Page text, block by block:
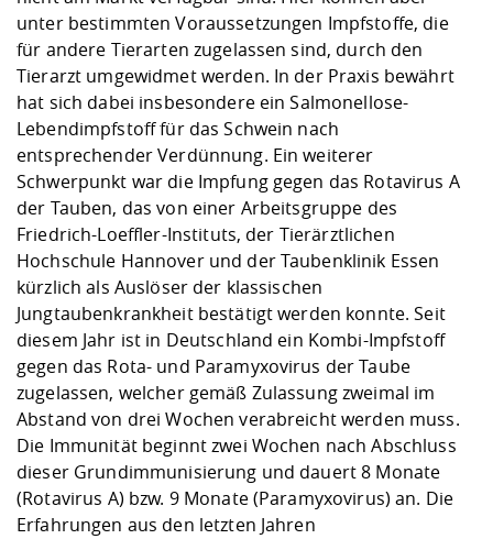
unter bestimmten Voraussetzungen Impfstoffe, die
für andere Tierarten zugelassen sind, durch den
Tierarzt umgewidmet werden. In der Praxis bewährt
hat sich dabei insbesondere ein Salmonellose-
Lebendimpfstoff für das Schwein nach
entsprechender Verdünnung. Ein weiterer
Schwerpunkt war die Impfung gegen das Rotavirus A
der Tauben, das von einer Arbeitsgruppe des
Friedrich-Loeffler-Instituts, der Tierärztlichen
Hochschule Hannover und der Taubenklinik Essen
kürzlich als Auslöser der klassischen
Jungtaubenkrankheit bestätigt werden konnte. Seit
diesem Jahr ist in Deutschland ein Kombi-Impfstoff
gegen das Rota- und Paramyxovirus der Taube
zugelassen, welcher gemäß Zulassung zweimal im
Abstand von drei Wochen verabreicht werden muss.
Die Immunität beginnt zwei Wochen nach Abschluss
dieser Grundimmunisierung und dauert 8 Monate
(Rotavirus A) bzw. 9 Monate (Paramyxovirus) an. Die
Erfahrungen aus den letzten Jahren